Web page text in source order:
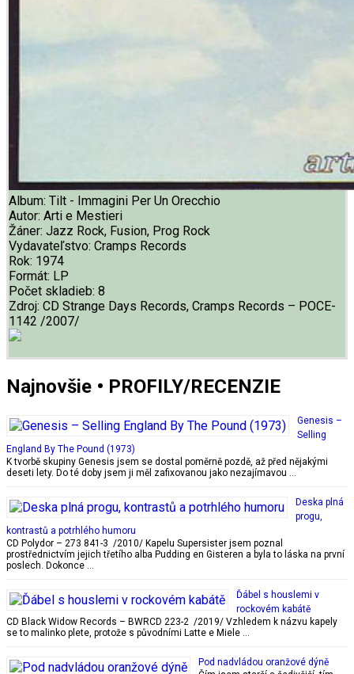
Album: Tilt - Immagini Per Un Orecchio
Autor: Arti e Mestieri
Žáner: Jazz Rock, Fusion, Prog Rock
Vydavateľstvo: Cramps Records
Rok: 1974
Formát: LP
Počet skladieb: 8
Zdroj: CD Strange Days Records, Cramps Records – POCE-
1142 /2007/
Najnovšie • PROFILY/RECENZIE
Genesis –
Selling
England By The Pound (1973)
K tvorbě skupiny Genesis jsem se dostal poměrně pozdě, až před nějakými
deseti lety. Do té doby jsem ji měl zafixovanou jako nezajímavou …
Deska plná
progu,
kontrastů a potrhlého humoru
CD Polydor – 273 841-3 /2010/ Kapelu Supersister jsem poznal
prostřednictvím jejich třetího alba Pudding en Gisteren a byla to láska na první
poslech. Dokonce …
Ďábel s houslemi v
rockovém kabátě
CD Black Widow Records – BWRCD 223-2 /2019/ Vzhledem k názvu kapely
se to malinko plete, protože s původními Latte e Miele …
Pod nadvládou oranžové dýně